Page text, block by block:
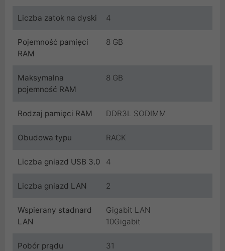
Liczba zatok na dyski 4
Pojemność pamięci
RAM
8 GB
Maksymalna
pojemność RAM
8 GB
Rodzaj pamięci RAM DDR3L SODIMM
Obudowa typu RACK
Liczba gniazd USB 3.0 4
Liczba gniazd LAN 2
Wspierany stadnard
LAN
Gigabit LAN
10Gigabit
Pobór prądu 31